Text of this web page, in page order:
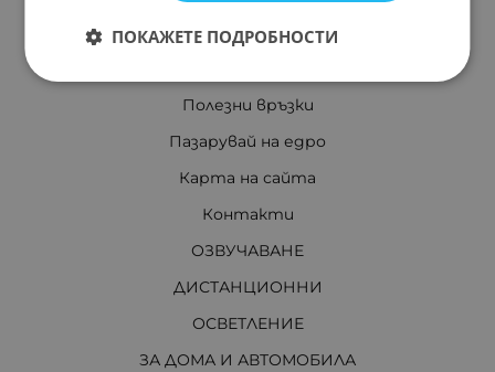
Как се поръчва
Полезни връзки
Пазарувай на едро
Карта на сайта
Контакти
ОЗВУЧАВАНЕ
ДИСТАНЦИОННИ
ОСВЕТЛЕНИЕ
ЗА ДОМА И АВТОМОБИЛА
ПОКАЖЕТЕ ПОДРОБНОСТИ